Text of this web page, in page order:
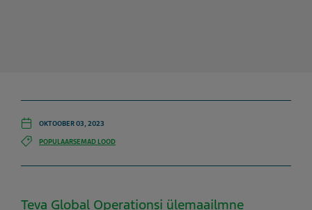
OKTOOBER 03, 2023
POPULAARSEMAD LOOD
Teva Global Operationsi ülemaailmne